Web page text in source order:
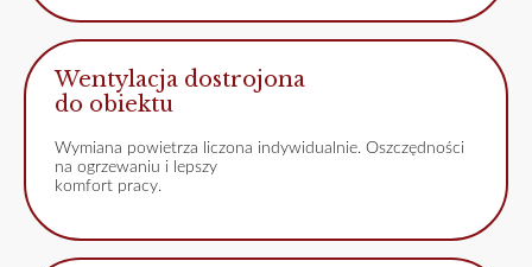
Wentylacja dostrojona
do obiektu
Wymiana powietrza liczona indywidualnie. Oszczędności
na ogrzewaniu i lepszy
komfort pracy.